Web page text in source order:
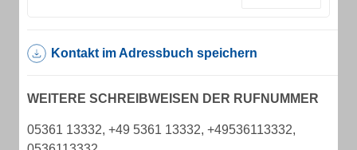
Kontakt im Adressbuch speichern
WEITERE SCHREIBWEISEN DER RUFNUMMER
05361 13332, +49 5361 13332, +49536113332,